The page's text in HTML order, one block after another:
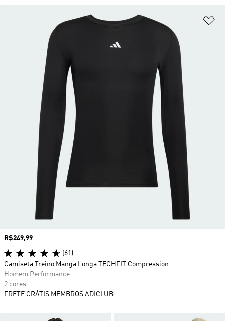
Preço
R$249,99
(61)
Camiseta Treino Manga Longa TECHFIT Compression
Homem Performance
2 cores
FRETE GRÁTIS MEMBROS ADICLUB